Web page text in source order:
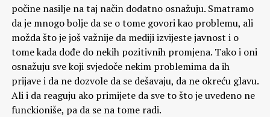
počine nasilje na taj način dodatno osnažuju. Smatramo
da je mnogo bolje da se o tome govori kao problemu, ali
možda što je još važnije da mediji izvijeste javnost i o
tome kada dođe do nekih pozitivnih promjena. Tako i oni
osnažuju sve koji svjedoče nekim problemima da ih
prijave i da ne dozvole da se dešavaju, da ne okreću glavu.
Ali i da reaguju ako primijete da sve to što je uvedeno ne
funckioniše, pa da se na tome radi.